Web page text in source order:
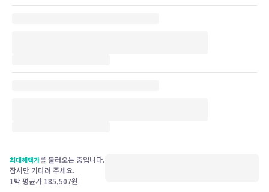
최대혜택가를 불러오는 중입니다.
잠시만 기다려 주세요.
1박 평균가 185,507원